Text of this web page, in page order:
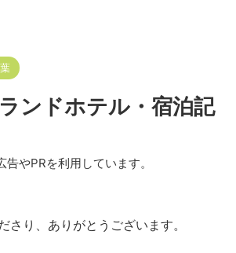
ンドホテル・宿泊記
やPRを利用しています。
さり、ありがとうございます。